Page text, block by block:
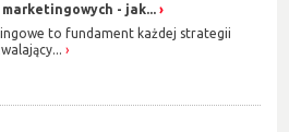
- jak...
to fundament każdej strategii